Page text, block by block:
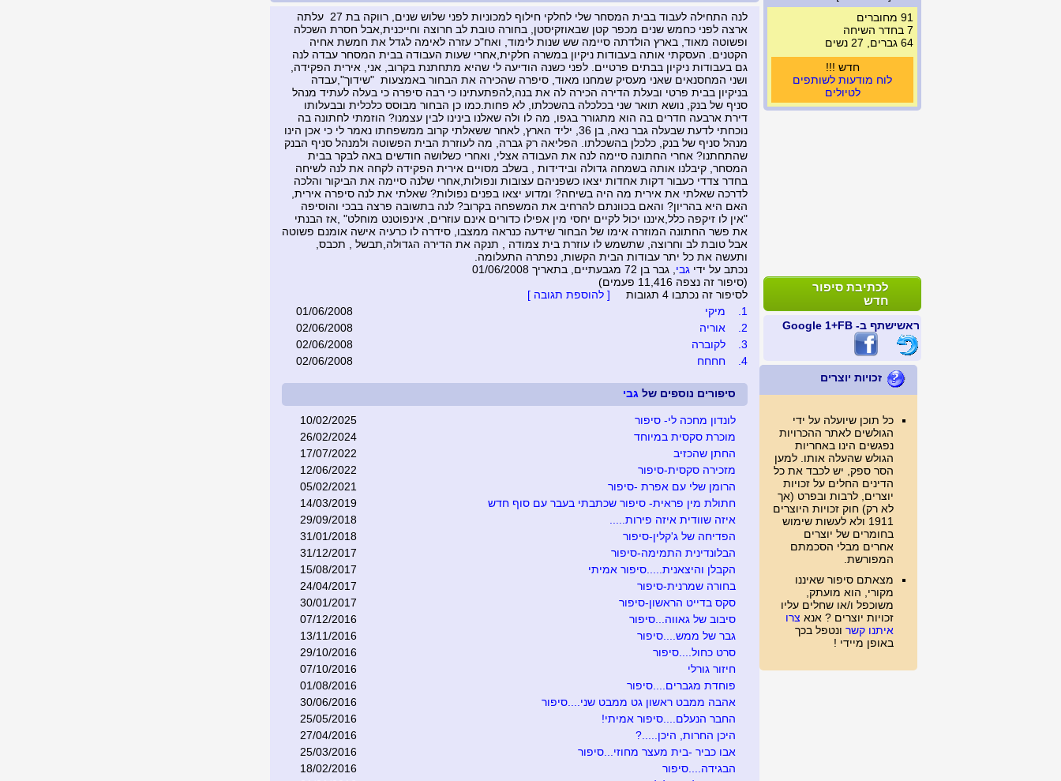
91 מחוברים
7 בחדר השיחה
64 גברים, 27 נשים
חדש !!!
לוח מודעות לשותפים
לטיולים
לכתיבת סיפור
חדש
ראשישתף ב- FB +1 Google
זכויות יוצרים
כל תוכן שיועלה על ידי
הגולשים לאתר ההכרויות
נפגשים הינו באחריות
הגולש שהעלה אותו. למען
הסר ספק, יש לכבד את כל
הדינים החלים על זכויות
יוצרים, לרבות ובפרט (אך
לא רק) חוק זכויות היוצרים
1911 ולא לעשות שימוש
בחומרים של יוצרים
אחרים מבלי הסכמתם
המפורשת.
מצאתם סיפור שאיננו
מקורי, הוא מועתק,
משוכפל ו/או שחלים עליו
זכויות יוצרים ? אנא צרו
איתנו קשר ונטפל בכך
באופן מיידי !
לנה התחילה לעבוד בבית המסחר שלי לחלקי חילוף למכוניות לפני שלוש שנים, רווקה בת 27 עלתה
ארצה לפני כחמש שנים מכפר קטן שבאוזקיסטן, בחורה טובת לב חרוצה וחייכנית,אבל חסרת השכלה
ופשוטה מאוד, בארץ הולדתה סיימה שש שנות לימוד, ואח"כ עזרה לאימה לגדל את חמשת אחיה
הקטנים. העסקתי אותה בעבודות ניקיון במשרה חלקית,אחרי שעות העבודה בבית המסחר עבדה לנה
גם בעבודות ניקיון בבתים פרטיים. לפני כשנה הודיעה לי שהיא מתחתנת בקרוב, אני, אירית הפקידה,
ושני המחסנאים שאני מעסיק שמחנו מאוד, סיפרה שהכירה את הבחור באמצעות "שידוך",עבדה
בניקיון בבית פרטי ובעלת הדירה הכירה לה את בנה,להפתעתינו כי רבה סיפרה כי בעלה לעתיד מנהל
סניף של בנק, נושא תואר שני בכלכלה בהשכלתו, לא פחות.כמו כן הבחור מבוסס כלכלית ובבעלותו
דירת ארבעה חדרים בה הוא מתגורר בגפו, מה לו ולה שאלנו בינינו לבין עצמנו? הוזמתי לחתונה בה
נוכחתי לדעת שבעלה גבר נאה, בן 36, יליד הארץ, לאחר ששאלתי קרוב ממשפחתו נאמר לי כי אכן הינו
מנהל סניף של בנק, כלכלן בהשכלתו. הפליאה רק גברה, מה לעוזרת הבית הפשוטה ולמנהל סניף הבנק
שהתחתנו? אחרי החתונה סיימה לנה את העבודה אצלי, ואחרי כשלושה חודשים באה לבקר בבית
המסחר, קיבלנו אותה בשמחה גדולה ובידידות , בשלב מסויים אירית הפקידה לקחה את לנה לשיחה
בחדר צדדי כעבור דקות אחדות יצאו כשפניהם עצובות ונפולות,אחרי שלנה סיימה את הביקור והלכה
לדרכה שאלתי את אירית מה היה בשיחה? ומדוע יצאו בפנים נפולות? שאלתי את לנה סיפרה אירית,
האם היא בהריון? והאם בכוונתם להרחיב את המשפחה בקרוב? לנה בתשובה פרצה בבכי והוסיפה
"אין לו זיקפה כלל,איננו יכול לקיים יחסי מין אפילו כדורים אינם עוזרים, אינפוטנט מוחלט" ,אז הבנתי
את פשר החתונה המוזרה אימו של הבחור שידעה כנראה ממצבו, סידרה לו כרעיה אישה אומנם פשוטה
אבל טובת לב וחרוצה, שתשמש לו עוזרת בית צמודה , תנקה את הדירה הגדולה,תבשל , תכבס,
ותעשה את כל יתר עבודות הבית הקשות, נפתרה התעלומה.
נכתב על ידי גבי , גבר בן 72 מגבעתיים, בתאריך 01/06/2008
(סיפור זה נצפה 11,416 פעמים)
לסיפור זה נכתבו 4 תגובות
[ להוספת תגובה ]
1.
מיקי
01/06/2008
2.
אוריה
02/06/2008
3.
לקוברה
02/06/2008
4.
חחחח 02/06/2008
סיפורים נוספים של גבי
לונדון מחכה לי- סיפור
10/02/2025
מוכרת סקסית במיוחד
26/02/2024
החתן שהכזיב
17/07/2022
מזכירה סקסית-סיפור
12/06/2022
הרומן שלי עם אפרת -סיפור
05/02/2021
חתולת מין פראית- סיפור שכתבתי בעבר עם סוף חדש
14/03/2019
איזה שוודית איזה פירות.....
29/09/2018
הפדיחה של ג'קלין-סיפור
31/01/2018
הבלונדינית התמימה-סיפור
31/12/2017
הקבלן והיצאנית.....סיפור אמיתי
15/08/2017
בחורה שמרנית-סיפור
24/04/2017
סקס בדייט הראשון-סיפור
30/01/2017
סיבוב של גאווה...סיפור
07/12/2016
גבר של ממש....סיפור
13/11/2016
סרט כחול....סיפור
29/10/2016
חיזור גורלי
07/10/2016
פוחדת מגברים....סיפור
01/08/2016
אהבה ממבט ראשון גט ממבט שני....סיפור
30/06/2016
החבר הנעלם....סיפור אמיתי!
25/05/2016
היכן החרות, היכן.....?
27/04/2016
אבו כביר -בית מעצר מחוזי...סיפור
25/03/2016
הבגידה....סיפור
18/02/2016